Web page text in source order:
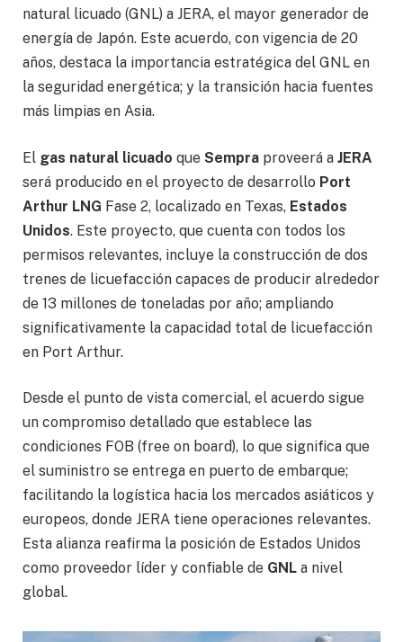
natural licuado (GNL) a JERA, el mayor generador de
energía de Japón. Este acuerdo, con vigencia de 20
años, destaca la importancia estratégica del GNL en
la seguridad energética; y la transición hacia fuentes
más limpias en Asia.
El gas natural licuado que Sempra proveerá a JERA
será producido en el proyecto de desarrollo Port
Arthur LNG Fase 2, localizado en Texas, Estados
Unidos. Este proyecto, que cuenta con todos los
permisos relevantes, incluye la construcción de dos
trenes de licuefacción capaces de producir alrededor
de 13 millones de toneladas por año; ampliando
significativamente la capacidad total de licuefacción
en Port Arthur.
Desde el punto de vista comercial, el acuerdo sigue
un compromiso detallado que establece las
condiciones FOB (free on board), lo que significa que
el suministro se entrega en puerto de embarque;
facilitando la logística hacia los mercados asiáticos y
europeos, donde JERA tiene operaciones relevantes.
Esta alianza reafirma la posición de Estados Unidos
como proveedor líder y confiable de GNL a nivel
global.